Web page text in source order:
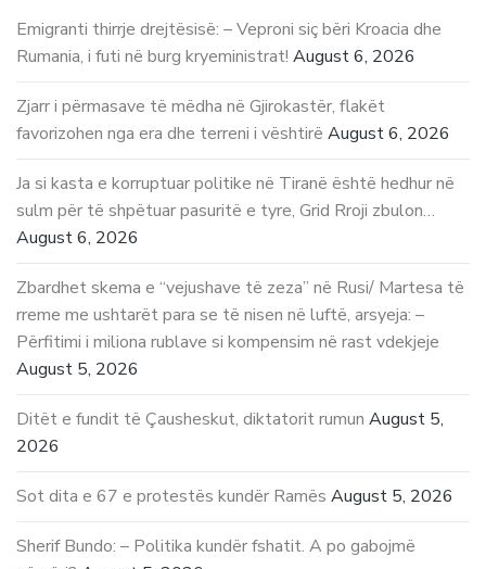
Emigranti thirrje drejtësisë: – Veproni siç bëri Kroacia dhe
Rumania, i futi në burg kryeministrat! August 6, 2026
Zjarr i përmasave të mëdha në Gjirokastër, flakët
favorizohen nga era dhe terreni i vështirë August 6, 2026
Ja si kasta e korruptuar politike në Tiranë është hedhur në
sulm për të shpëtuar pasuritë e tyre, Grid Rroji zbulon…
August 6, 2026
Zbardhet skema e “vejushave të zeza” në Rusi/ Martesa të
rreme me ushtarët para se të nisen në luftë, arsyeja: –
Përfitimi i miliona rublave si kompensim në rast vdekjeje
August 5, 2026
Ditët e fundit të Çausheskut, diktatorit rumun August 5,
2026
Sot dita e 67 e protestës kundër Ramës August 5, 2026
Sherif Bundo: – Politika kundër fshatit. A po gabojmë